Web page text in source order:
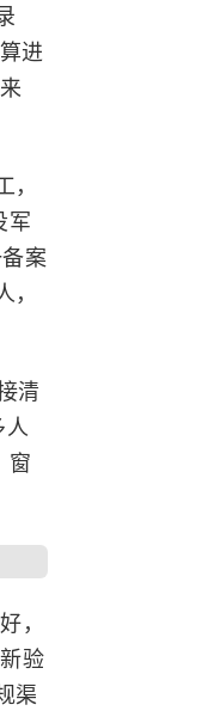
进
军
案
清
人
窗
，
验
渠